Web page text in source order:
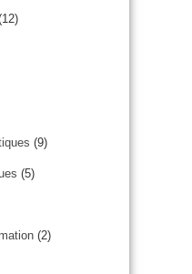
(9)
(5)
(2)